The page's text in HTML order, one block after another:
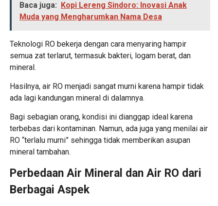
Baca juga: Kopi Lereng Sindoro: Inovasi Anak
Muda yang Mengharumkan Nama Desa
Teknologi RO bekerja dengan cara menyaring hampir
semua zat terlarut, termasuk bakteri, logam berat, dan
mineral.
Hasilnya, air RO menjadi sangat murni karena hampir tidak
ada lagi kandungan mineral di dalamnya.
Bagi sebagian orang, kondisi ini dianggap ideal karena
terbebas dari kontaminan. Namun, ada juga yang menilai air
RO “terlalu murni” sehingga tidak memberikan asupan
mineral tambahan.
Perbedaan Air Mineral dan Air RO dari
Berbagai Aspek